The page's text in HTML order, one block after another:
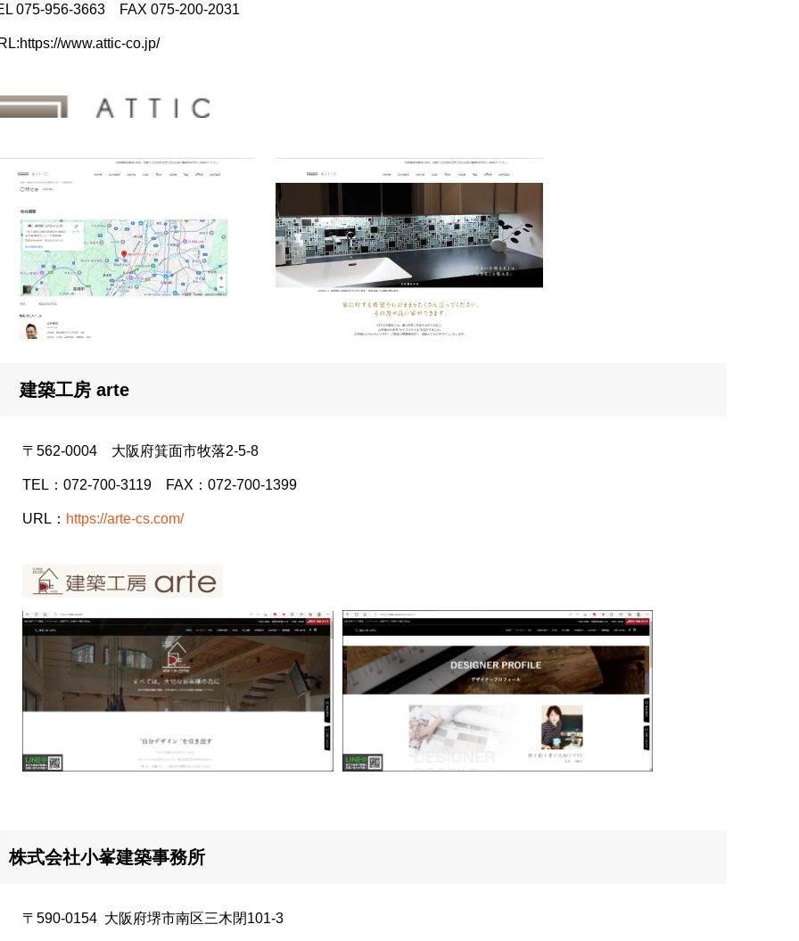
075-956-3663 FAX 075-200-2031
www.attic-co.jp/
建築工房 arte
〒562-0004 大阪府箕面市牧落2-5-8
TEL：072-700-3119 FAX：072-700-1399
URL： https://arte-cs.com/
株式会社小峯建築事務所
〒590-0154 大阪府堺市南区三木閉101-3